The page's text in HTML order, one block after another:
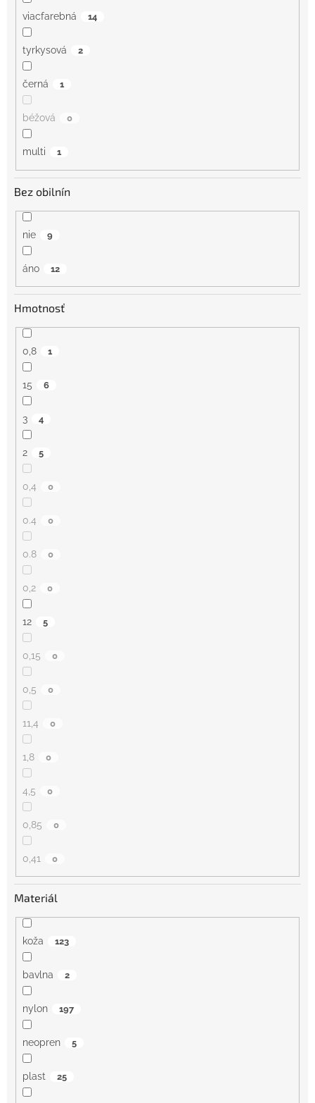
viacfarebná 14
tyrkysová 2
černá 1
béžová 0
multi 1
Bez obilnín
nie 9
áno 12
Hmotnosť
0,8 1
15 6
3 4
2 5
0,4 0
0.4 0
0.8 0
0,2 0
12 5
0,15 0
0,5 0
11,4 0
1,8 0
4,5 0
0,85 0
0,41 0
Materiál
koža 123
bavlna 2
nylon 197
neopren 5
plast 25